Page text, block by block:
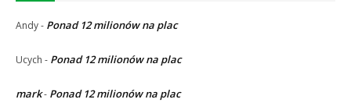
Andy- Ponad 12 milionów na plac
Ucych - Ponad 12 milionów na plac
mark- Ponad 12 milionów na plac